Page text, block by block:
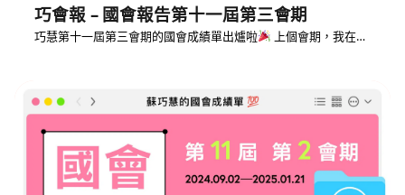
巧會報 – 國會報告第十一屆第三會期
巧慧第十一屆第三會期的國會成績單出爐啦 上個會期，我在…